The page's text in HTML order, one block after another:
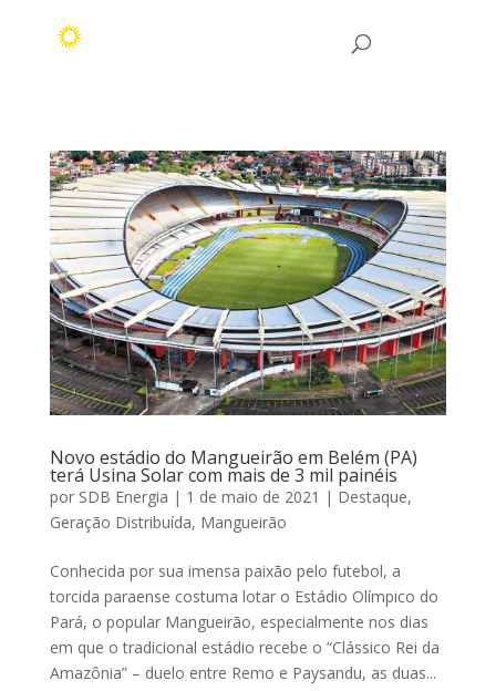
Novo estádio do Mangueirão em Belém (PA)
terá Usina Solar com mais de 3 mil painéis
por SDB Energia | 1 de maio de 2021 | Destaque,
Geração Distribuída, Mangueirão
Conhecida por sua imensa paixão pelo futebol, a
torcida paraense costuma lotar o Estádio Olímpico do
Pará, o popular Mangueirão, especialmente nos dias
em que o tradicional estádio recebe o “Clássico Rei da
Amazônia” – duelo entre Remo e Paysandu, as duas...